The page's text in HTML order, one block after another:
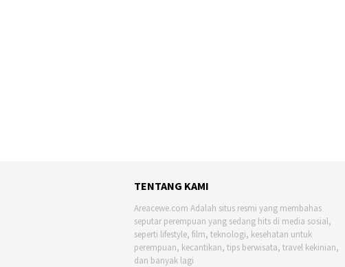
TENTANG KAMI
Areacewe.com Adalah situs resmi yang membahas
seputar perempuan yang sedang hits di media sosial,
seperti lifestyle, film, teknologi, kesehatan untuk
perempuan, kecantikan, tips berwisata, travel kekinian,
dan banyak lagi